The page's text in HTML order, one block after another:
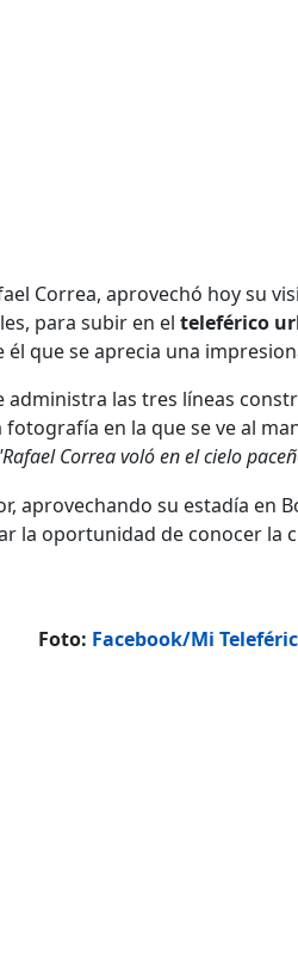
Correa, aprovechó hoy su
para subir en el teleférico
él que se aprecia una
administra las tres líneas
fotografía en la que se ve al
Correa voló en el cielo
aprovechando su estadía en
la oportunidad de conocer la
Foto: Facebook/Mi